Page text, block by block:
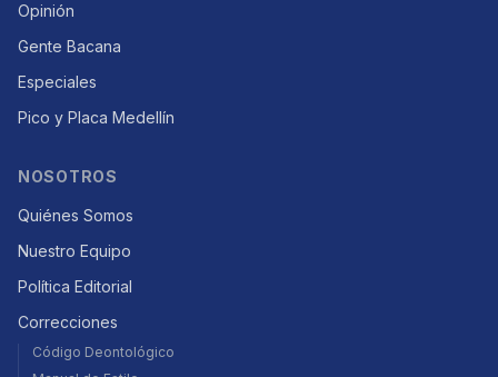
Opinión
Gente Bacana
Especiales
Pico y Placa Medellín
NOSOTROS
Quiénes Somos
Nuestro Equipo
Política Editorial
Correcciones
Código Deontológico